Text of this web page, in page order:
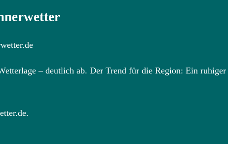
– deutlich ab. Der Trend für die Region: Ein ruhiger